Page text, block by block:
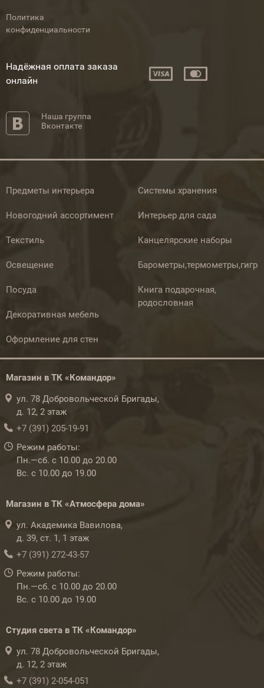
Политика
конфиденциальности
Надёжная оплата заказа
онлайн
Наша группа
Вконтакте
Предметы интерьера
Новогодний ассортимент
Текстиль
Освещение
Посуда
Декоративная мебель
Оформление для стен
Системы хранения
Интерьер для сада
Канцелярские наборы
Книга подарочная,
родословная
Магазин в ТК «Командор»
ул. 78 Добровольческой Бригады,
д. 12, 2 этаж
+7 (391) 205-19-91
Режим работы:
Пн.—сб. с 10.00 до 20.00
Вс. с 10.00 до 19.00
Магазин в ТК «Атмосфера дома»
ул. Академика Вавилова,
д. 39, ст. 1, 1 этаж
+7 (391) 272-43-57
Режим работы:
Пн.—сб. с 10.00 до 20.00
Вс. с 10.00 до 19.00
Студия света в ТК «Командор»
ул. 78 Добровольческой Бригады,
д. 12, 2 этаж
+7 (391) 2-054-051